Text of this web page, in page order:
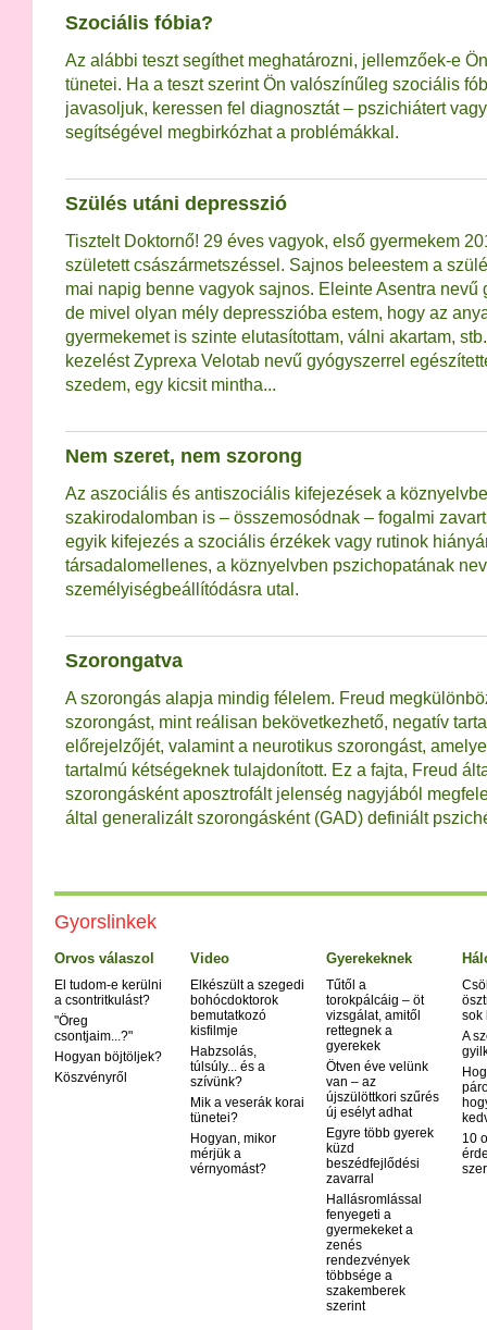
Szociális fóbia?
Az alábbi teszt segíthet meghatározni, jellemzőek-e
tünetei. Ha a teszt szerint Ön valószínűleg szociális
javasoljuk, keressen fel diagnosztát – pszichiátert
segítségével megbirkózhat a problémákkal.
Szülés utáni depresszió
Tisztelt Doktornő! 29 éves vagyok, első gyermekem
született császármetszéssel. Sajnos beleestem a
mai napig benne vagyok sajnos. Eleinte Asentra nevű
de mivel olyan mély depresszióba estem, hogy az
gyermekemet is szinte elutasítottam, válni akartam,
kezelést Zyprexa Velotab nevű gyógyszerrel
szedem, egy kicsit mintha...
Nem szeret, nem szorong
Az aszociális és antiszociális kifejezések a
szakirodalomban is – összemosódnak – fogalmi
egyik kifejezés a szociális érzékek vagy rutinok
társadalomellenes, a köznyelvben pszichopatának
személyiségbeállítódásra utal.
Szorongatva
A szorongás alapja mindig félelem. Freud
szorongást, mint reálisan bekövetkezhető, negatív
előrejelzőjét, valamint a neurotikus szorongást,
tartalmú kétségeknek tulajdonított. Ez a fajta, Freud
szorongásként aposztrofált jelenség nagyjából
által generalizált szorongásként (GAD) definiált
Gyorslinkek
Orvos válaszol
El tudom-e kerülni
a csontritkulást?
"Öreg
csontjaim...?"
Hogyan böjtöljek?
Köszvényről
Video
Elkészült a szegedi
bohócdoktorok
bemutatkozó
kisfilmje
Habzsolás,
túlsúly... és a
szívünk?
Mik a veserák korai
tünetei?
Hogyan, mikor
mérjük a
vérnyomást?
Gyerekeknek
Tűtől a
torokpálcáig – öt
vizsgálat, amitől
rettegnek a
gyerekek
Ötven éve velünk
van – az
újszülöttkori szűrés
új esélyt adhat
Egyre több gyerek
küzd
beszédfejlődési
zavarral
Hallásromlással
fenyegeti a
gyermekeket a
zenés
rendezvények
többsége a
szakemberek
szerint
sok
A
10